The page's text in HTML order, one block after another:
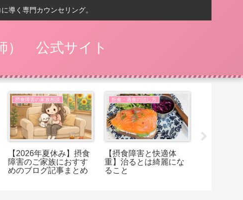
導く専門カウンセリング。
） 公式サイト
摂食障害の家族相談
【2026年夏休み】摂食
障害のご家族におすす
めのブログ記事まとめ
拒食・過食の治し方
【摂食障害と快適体
重】治るとは綺麗にな
ること